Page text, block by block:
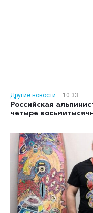
Другие новости
10:33
Российская
четыре